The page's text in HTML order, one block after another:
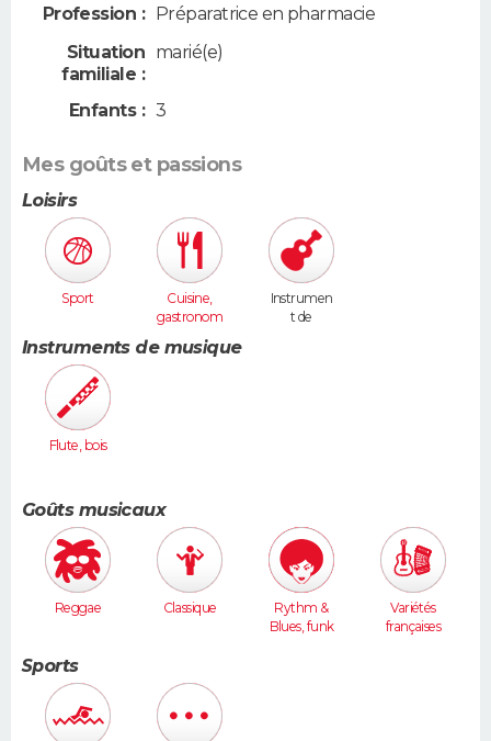
Profession :
Préparatrice en pharmacie
Situation
familiale :
marié(e)
Enfants : 3
Mes goûts et passions
Loisirs
Sport
Cuisine,
gastronom
Instrumen
t de
Instruments de musique
Flute, bois
Goûts musicaux
Reggae Classique
Rythm &
Blues, funk
Variétés
françaises
Sports